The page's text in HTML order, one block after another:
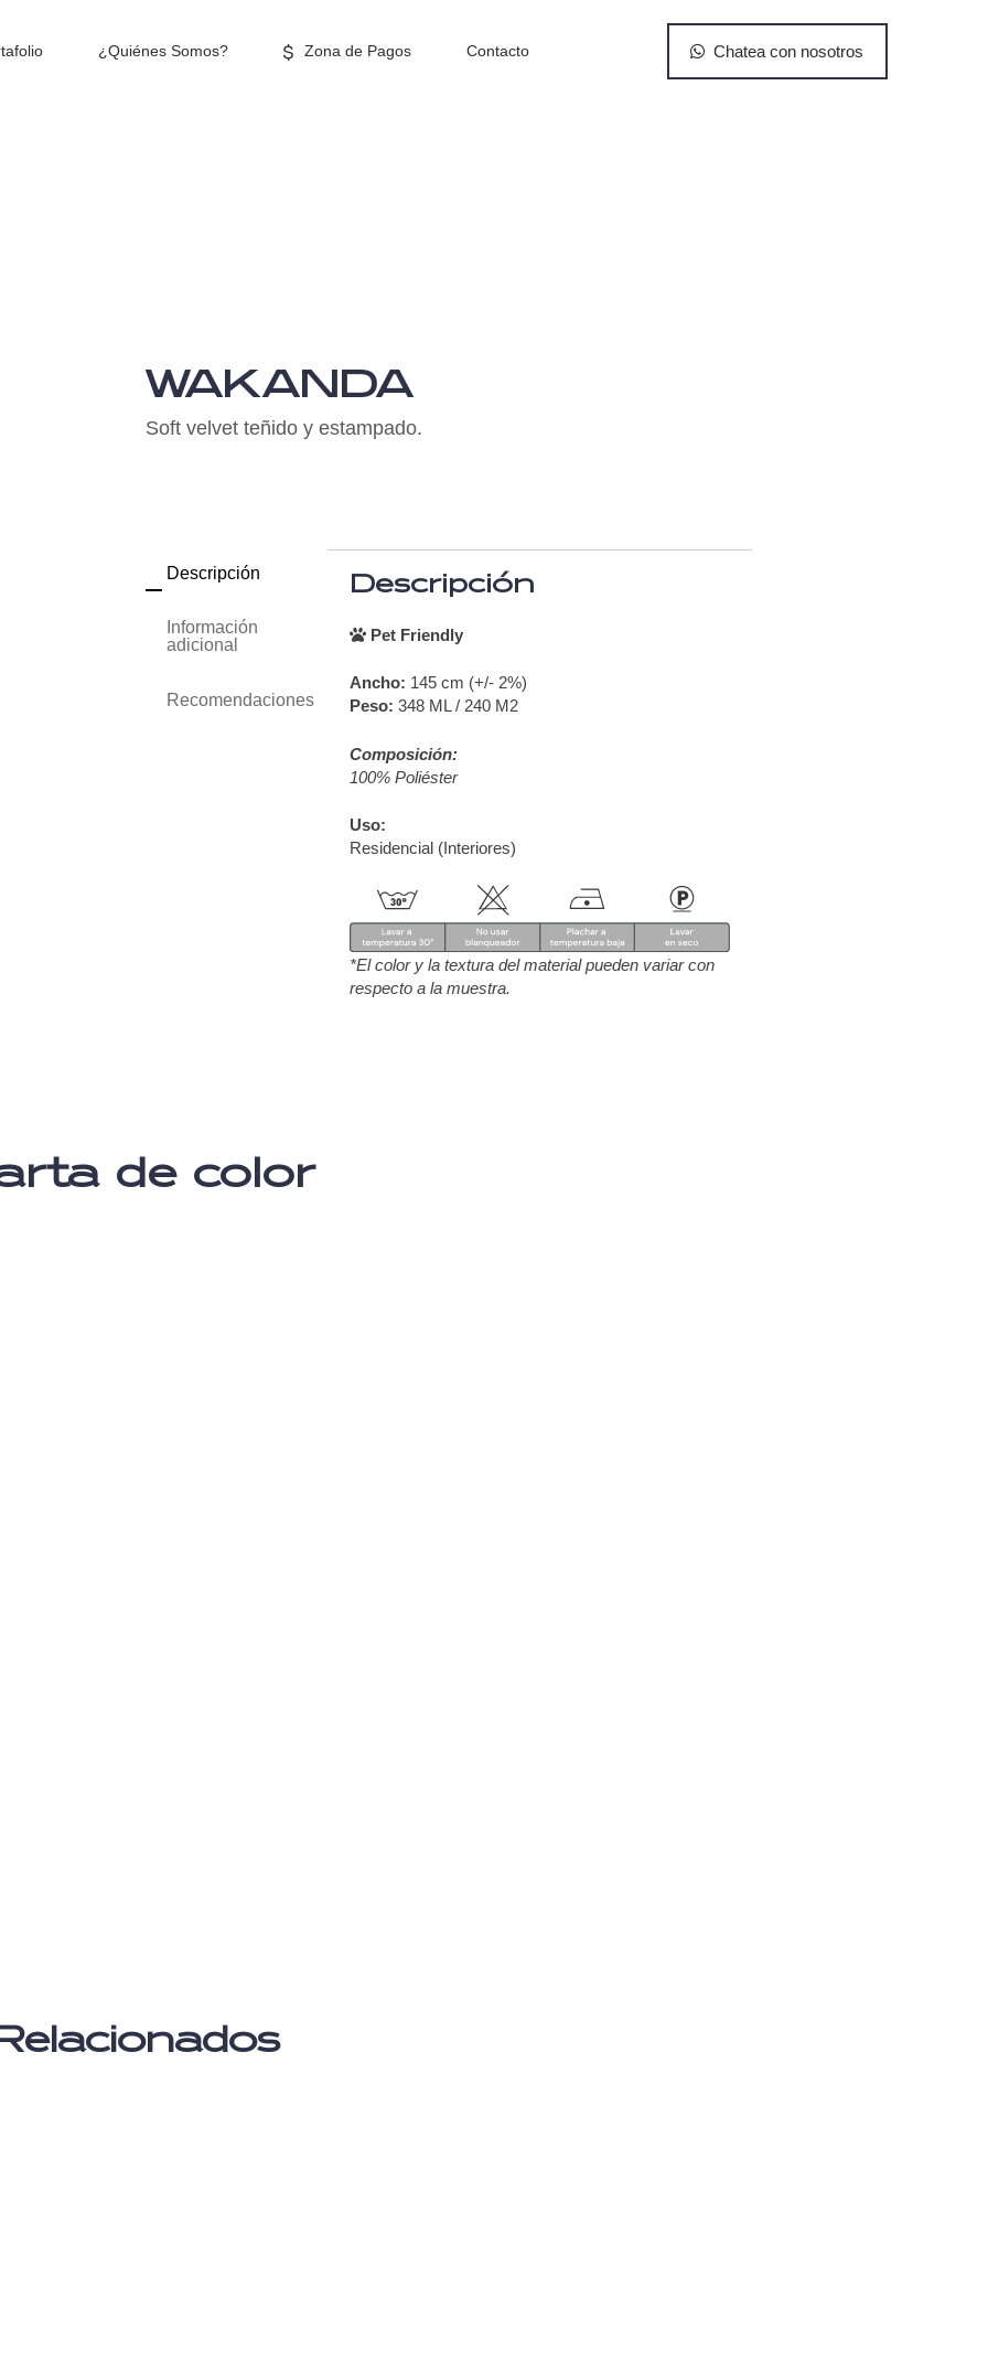
¿Quiénes Somos? Zona de Pagos Contacto Chatea con nosotros
WAKANDA
Soft velvet teñido y estampado.
Descripción
Información
adicional
Recomendaciones
Descripción
Pet Friendly
Ancho: 145 cm (+/- 2%)
Peso: 348 ML / 240 M2
Composición:
100% Poliéster
Uso:
Residencial (Interiores)
*El color y la textura del material pueden variar con
respecto a la muestra.
de color